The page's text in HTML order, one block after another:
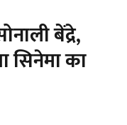
बेंद्रे,
सिनेमा का